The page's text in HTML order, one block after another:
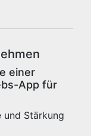
einer
App für
und Stärkung